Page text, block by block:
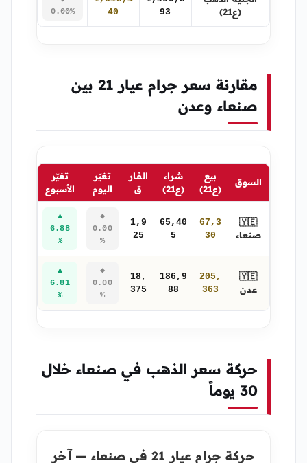
(ع21)
93
40
0.00%
مقارنة سعر جرام عيار 21 بين
صنعاء وعدن
السوق
بيع
(ع21)
شراء
(ع21)
الفار
ق
تغيّر
اليوم
تغيّر
الأسبوع
🇾🇪
صنعاء
67,3
30
65,40
5
1,9
25
◆
0.00
%
▲
6.88
%
🇾🇪
عدن
205,
363
186,9
88
18,
375
◆
0.00
%
▲
6.81
%
حركة سعر الذهب في صنعاء خلال
30 يوماً
حركة جرام عيار 21 في صنعاء — آخر